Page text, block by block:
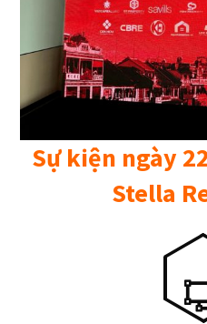
Sự kiện ngày
Stella